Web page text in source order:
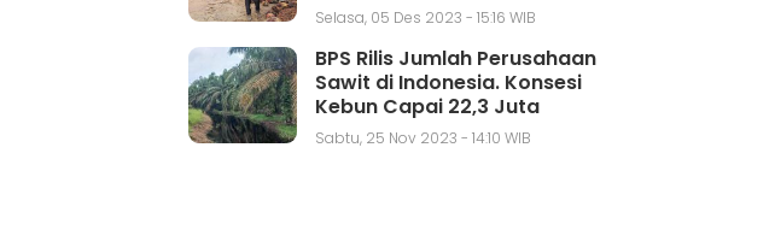
Selasa, 05 Des 2023 - 15:16 WIB
BPS Rilis Jumlah Perusahaan
Sawit di Indonesia. Konsesi
Kebun Capai 22,3 Juta
Hektar
Sabtu, 25 Nov 2023 - 14:10 WIB